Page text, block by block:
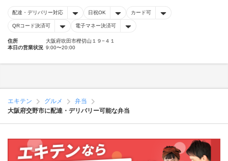
配達・デリバリー対応 日祝OK カード可
QRコード決済可 電子マネー決済可
住所
大阪府吹田市樫切山１９−４１
本日の営業状況 9:00〜20:00
エキテン グルメ
弁当
大阪府交野市に配達・デリバリー可能な弁当